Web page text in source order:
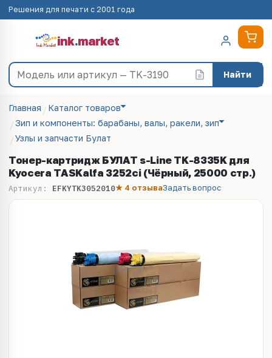
Решения для печати с 2001 года
ink.market
Найти
Главная
Каталог товаров
Зип и компоненты: барабаны, валы, ракели, зип
Узлы и запчасти Булат
Тонер-картридж БУЛАТ s-Line TK-8335K для
Kyocera TASKalfa 3252ci (Чёрный, 25000 стр.)
Артикул: EFKYTK3052010★ 4 отзываЗадать вопрос